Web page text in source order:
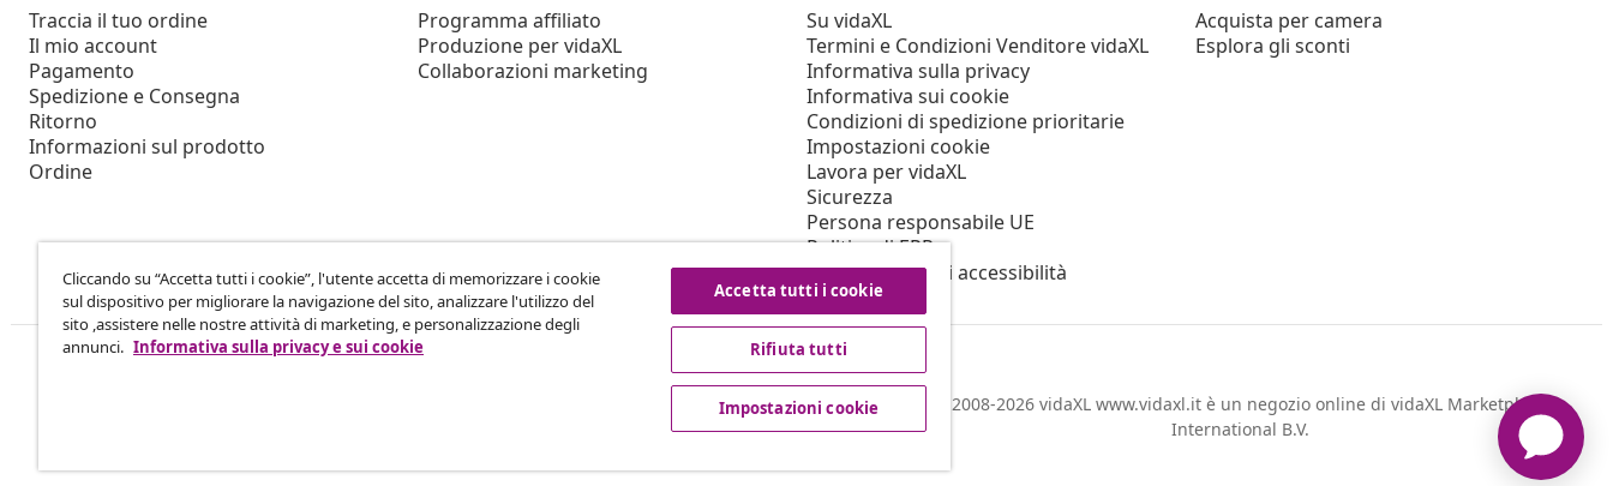
Traccia il tuo ordine
Il mio account
Pagamento
Spedizione e Consegna
Ritorno
Informazioni sul prodotto
Ordine
Programma affiliato
Produzione per vidaXL
Collaborazioni marketing
Su vidaXL
Termini e Condizioni Venditore vidaXL
Informativa sulla privacy
Informativa sui cookie
Condizioni di spedizione prioritarie
Impostazioni cookie
Lavora per vidaXL
Sicurezza
Persona responsabile UE
Politica di EPR
Dichiarazione di accessibilità
Acquista per camera
Esplora gli sconti
© 2008-2026 vidaXL www.vidaxl.it è un negozio online di vidaXL Marketplace
International B.V.
Cliccando su “Accetta tutti i cookie”, l'utente accetta di memorizzare i cookie
sul dispositivo per migliorare la navigazione del sito, analizzare l'utilizzo del
sito ,assistere nelle nostre attività di marketing, e personalizzazione degli
annunci. Informativa sulla privacy e sui cookie
Accetta tutti i cookie
Rifiuta tutti
Impostazioni cookie